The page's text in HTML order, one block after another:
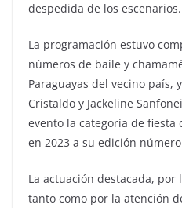
despedida de los escenarios.
La programación estuvo
números de baile y
Paraguayas del vecino país,
Cristaldo y Jackeline
evento la categoría de
en 2023 a su edición
La actuación destacada, por
tanto como por la atención